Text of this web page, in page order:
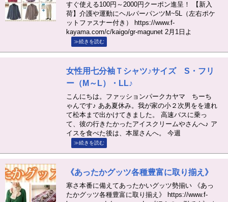
すぐ使える100円～2000円クーポン進呈！ 【新入
荷】介護や運動にヘルパーパンツM~5L（左右ポケ
ットファスナー付き） https://www.f-
kayama.com/c/kaigo/gr-magunet 2月1日よ
≫続きを読む
女性用七分袖Ｔシャツ♪サイズ S・フリ
ー（M～L）・LL♪
こんにちは。ファッションパークカヤマ ちーち
ゃんです♪ ああ夏休み。我が家の小２次男をを連れ
て松本まで出かけてきました。 高速バスに乗っ
て、彼の行きたかったアイスクリームやさんへ♪ ア
イスを食べた後は、本屋さんへ。 今週
≫続きを読む
《あったかグッツ各種豊富に取り揃え》
寒さ本番に備えてあったかいグッツ勢揃い 《あっ
たかグッツ各種豊富に取り揃え》 https://www.f-